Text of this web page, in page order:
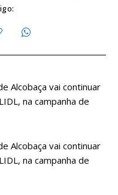
Alcobaça vai continuar
na campanha de
Alcobaça vai continuar
na campanha de